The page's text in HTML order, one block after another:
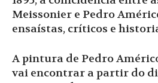
Meissonier e Pedro
ensaístas, críticos e
A pintura de Pedro
vai encontrar a partir do